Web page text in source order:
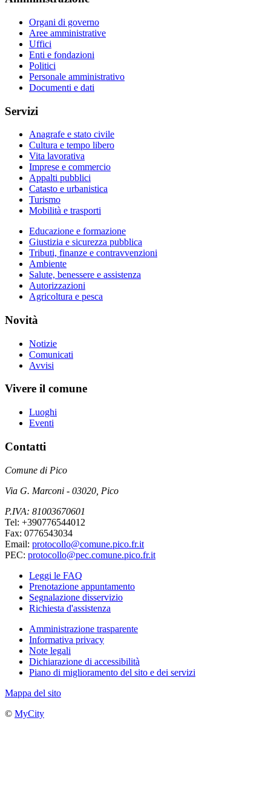
Organi di governo
Aree amministrative
Uffici
Enti e fondazioni
Politici
Personale amministrativo
Documenti e dati
Servizi
Anagrafe e stato civile
Cultura e tempo libero
Vita lavorativa
Imprese e commercio
Appalti pubblici
Catasto e urbanistica
Turismo
Mobilità e trasporti
Educazione e formazione
Giustizia e sicurezza pubblica
Tributi, finanze e contravvenzioni
Ambiente
Salute, benessere e assistenza
Autorizzazioni
Agricoltura e pesca
Novità
Notizie
Comunicati
Avvisi
Vivere il comune
Luoghi
Eventi
Contatti
Comune di Pico
Via G. Marconi - 03020, Pico
P.IVA: 81003670601
Tel: +390776544012
Fax: 0776543034
Email: protocollo@comune.pico.fr.it
PEC: protocollo@pec.comune.pico.fr.it
Leggi le FAQ
Prenotazione appuntamento
Segnalazione disservizio
Richiesta d'assistenza
Amministrazione trasparente
Informativa privacy
Note legali
Dichiarazione di accessibilità
Piano di miglioramento del sito e dei servizi
Mappa del sito
© MyCity